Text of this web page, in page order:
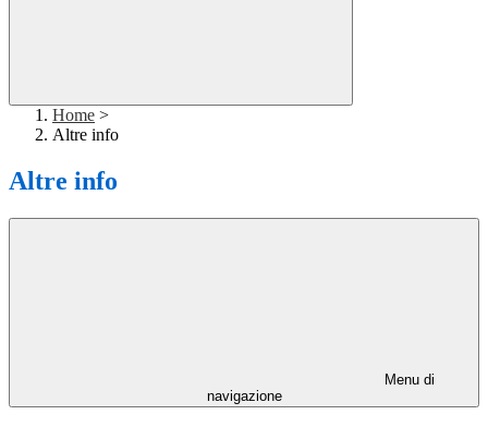
Home >
Altre info
Altre info
Menu di
navigazione